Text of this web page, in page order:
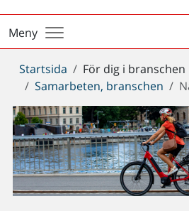
Meny
Du
är
här:
Startsida
För dig i branschen
Samarbeten, branschen